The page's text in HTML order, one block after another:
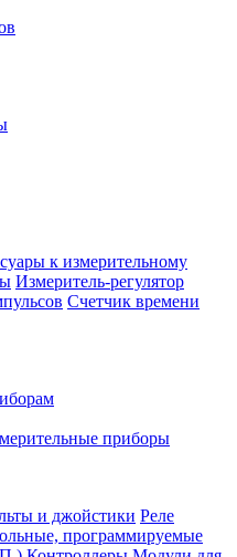
к измерительному
Измеритель-регулятор
Счетчик времени
приборы
и джойстики Реле
программируемые